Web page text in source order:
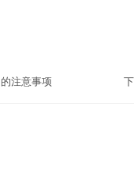
注意事项